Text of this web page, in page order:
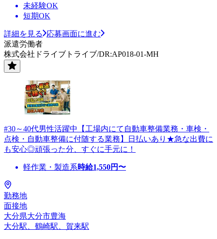
未経験OK
短期OK
詳細を見る
応募画面に進む
派遣労働者
株式会社ドライブトライブ/DR:AP018-01-MH
#30～40代男性活躍中【工場内にて自動車整備業務・車検・
点検・自動車整備に付随する業務】日払いあり★急な出費に
も安心◎頑張った分、すぐに手元に！
軽作業・製造系時給1,550円〜
勤務地
面接地
大分県大分市豊海
大分駅、鶴崎駅、賀来駅